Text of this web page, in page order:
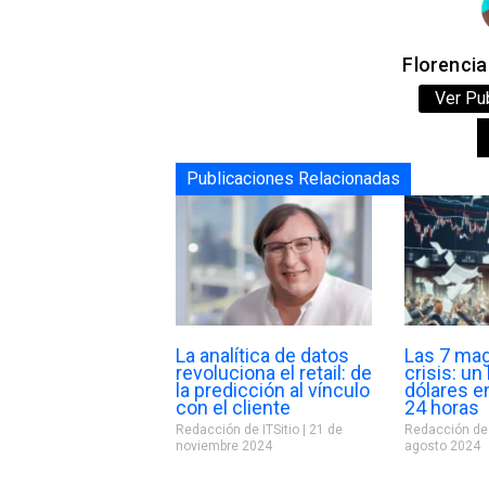
Ver
Publicaciones Relacionadas
La analítica de datos
revoluciona el retail: de
la predicción al vínculo
con el cliente
Redacción de ITSitio
21 de
noviembre 2024
Las 7
crisis: un
dólares
24 horas
Redacción
agosto 2024